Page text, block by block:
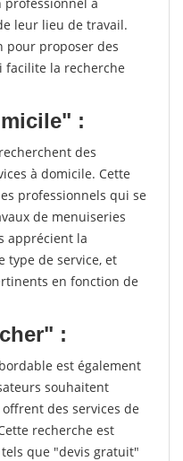
leur lieu de travail.
pour proposer des
facilite la recherche
:
des
à domicile. Cette
professionnels qui se
de menuiseries
apprécient la
type de service, et
en fonction de
:
est également
souhaitent
des services de
recherche est
que "devis gratuit"